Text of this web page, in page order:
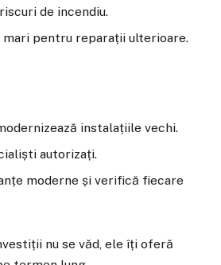
de incendiu.
mari pentru reparații ulterioare.
instalațiile vechi.
autorizați.
moderne și verifică fiecare
nu se văd, ele îți oferă